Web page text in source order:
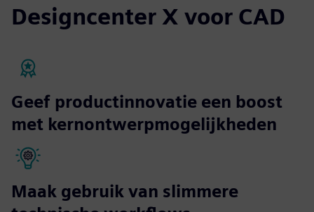
Designcenter X voor CAD
Geef productinnovatie een boost
met kernontwerpmogelijkheden
Maak gebruik van slimmere